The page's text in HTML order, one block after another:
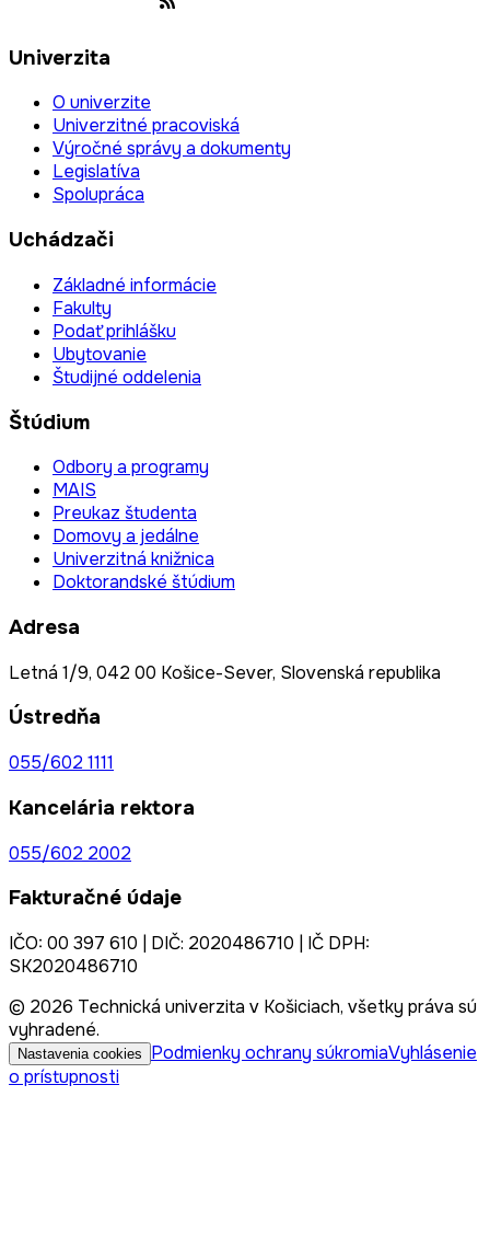
Univerzita
O univerzite
Univerzitné pracoviská
Výročné správy a dokumenty
Legislatíva
Spolupráca
Uchádzači
Základné informácie
Fakulty
Podať prihlášku
Ubytovanie
Študijné oddelenia
Štúdium
Odbory a programy
MAIS
Preukaz študenta
Domovy a jedálne
Univerzitná knižnica
Doktorandské štúdium
Adresa
Letná 1/9, 042 00 Košice-Sever, Slovenská republika
Ústredňa
055/602 1111
Kancelária rektora
055/602 2002
Fakturačné údaje
IČO: 00 397 610 | DIČ: 2020486710 | IČ DPH:
SK2020486710
© 2026 Technická univerzita v Košiciach, všetky práva sú
vyhradené.
Nastavenia cookies Podmienky ochrany súkromiaVyhlásenie
o prístupnosti